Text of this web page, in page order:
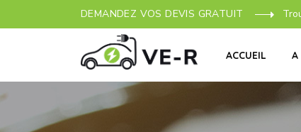
DEMANDEZ VOS DEVIS GRATUIT
ACCUEIL A